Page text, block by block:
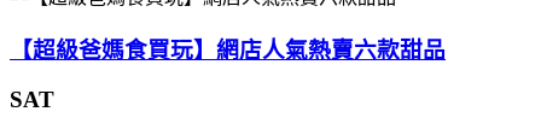
【超級爸媽食買玩】網店人氣熱賣六款甜品
SAT